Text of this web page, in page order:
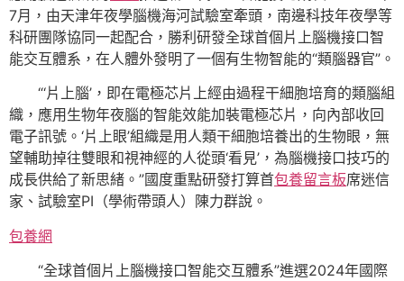
7月，由天津年夜學腦機海河試驗室牽頭，南邊科技年夜學等
科研團隊協同一起配合，勝利研發全球首個片上腦機接口智
能交互體系，在人體外發明了一個有生物智能的“類腦器官”。
“‘片上腦’，即在電極芯片上經由過程干細胞培育的類腦組
織，應用生物年夜腦的智能效能加裝電極芯片，向內部收回
電子訊號。‘片上眼’組織是用人類干細胞培養出的生物眼，無
望輔助掉往雙眼和視神經的人從頭‘看見’，為腦機接口技巧的
成長供給了新思緒。”國度重點研發打算首包養留言板席迷信
家、試驗室PI（學術帶頭人）陳力群說。
包養網
“全球首個片上腦機接口智能交互體系”進選2024年國際